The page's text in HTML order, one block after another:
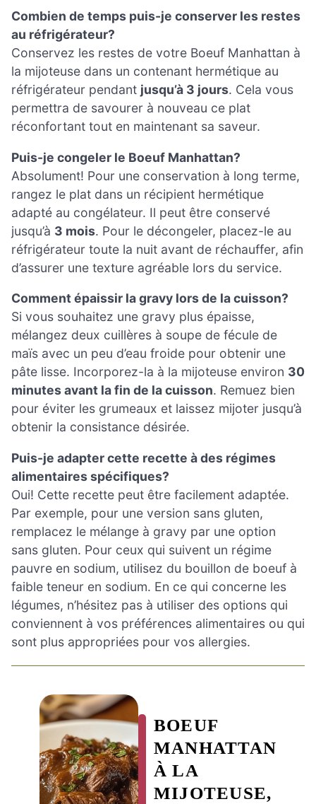
Combien de temps puis-je conserver les restes
au réfrigérateur?
Conservez les restes de votre Boeuf Manhattan à
la mijoteuse dans un contenant hermétique au
réfrigérateur pendant jusqu’à 3 jours. Cela vous
permettra de savourer à nouveau ce plat
réconfortant tout en maintenant sa saveur.
Puis-je congeler le Boeuf Manhattan?
Absolument! Pour une conservation à long terme,
rangez le plat dans un récipient hermétique
adapté au congélateur. Il peut être conservé
jusqu’à 3 mois. Pour le décongeler, placez-le au
réfrigérateur toute la nuit avant de réchauffer, afin
d’assurer une texture agréable lors du service.
Comment épaissir la gravy lors de la cuisson?
Si vous souhaitez une gravy plus épaisse,
mélangez deux cuillères à soupe de fécule de
maïs avec un peu d’eau froide pour obtenir une
pâte lisse. Incorporez-la à la mijoteuse environ 30
minutes avant la fin de la cuisson. Remuez bien
pour éviter les grumeaux et laissez mijoter jusqu’à
obtenir la consistance désirée.
Puis-je adapter cette recette à des régimes
alimentaires spécifiques?
Oui! Cette recette peut être facilement adaptée.
Par exemple, pour une version sans gluten,
remplacez le mélange à gravy par une option
sans gluten. Pour ceux qui suivent un régime
pauvre en sodium, utilisez du bouillon de boeuf à
faible teneur en sodium. En ce qui concerne les
légumes, n’hésitez pas à utiliser des options qui
conviennent à vos préférences alimentaires ou qui
sont plus appropriées pour vos allergies.
BOEUF
MANHATTAN
À LA
MIJOTEUSE,